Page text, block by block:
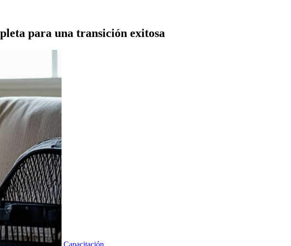
para una transición exitosa
Capacitación